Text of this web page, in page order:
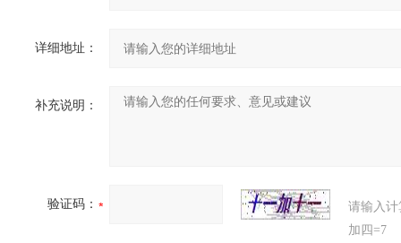
详细地址：
补充说明：
验证码：
请输入
加四=7